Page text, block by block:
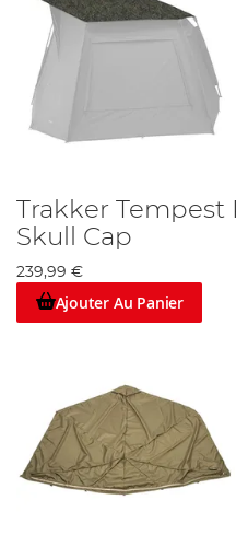
Trakker Tempest
Skull Cap
239,99 €
Ajouter Au Panier